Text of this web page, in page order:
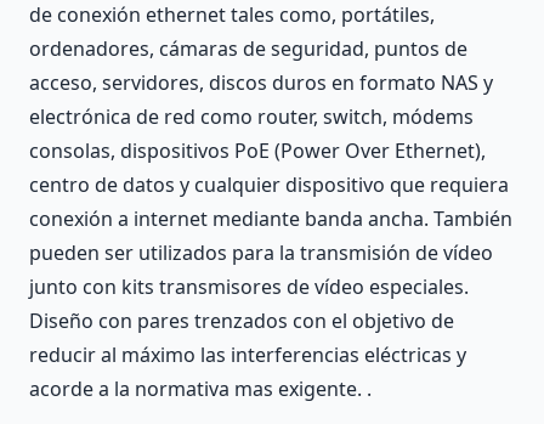
de conexión ethernet tales como, portátiles,
ordenadores, cámaras de seguridad, puntos de
acceso, servidores, discos duros en formato NAS y
electrónica de red como router, switch, módems
consolas, dispositivos PoE (Power Over Ethernet),
centro de datos y cualquier dispositivo que requiera
conexión a internet mediante banda ancha. También
pueden ser utilizados para la transmisión de vídeo
junto con kits transmisores de vídeo especiales.
Diseño con pares trenzados con el objetivo de
reducir al máximo las interferencias eléctricas y
acorde a la normativa mas exigente. .